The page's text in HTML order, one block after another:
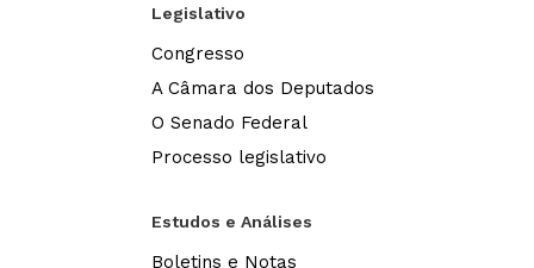
Legislativo
Congresso
A Câmara dos Deputados
O Senado Federal
Processo legislativo
Estudos e Análises
Boletins e Notas